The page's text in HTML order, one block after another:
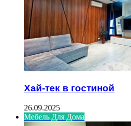
Хай-тек в гостиной
26.09.2025
Мебель Для Дома